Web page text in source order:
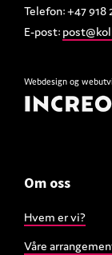
Telefon: +47 918
E-post:
Webdesign og
Om oss
Hvem er vi?
Våre